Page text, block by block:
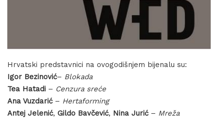
Hrvatski predstavnici na ovogodišnjem bijenalu su:
Igor Bezinović– Blokada
Tea Hatadi – Cenzura sreće
Ana Vuzdarić– Hertaforming
Antej Jelenić, Gildo Bavčević, Nina Jurić– Mreža